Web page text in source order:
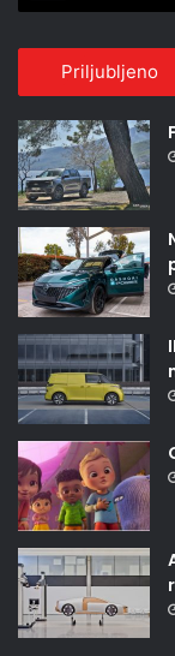
Priljubljeno